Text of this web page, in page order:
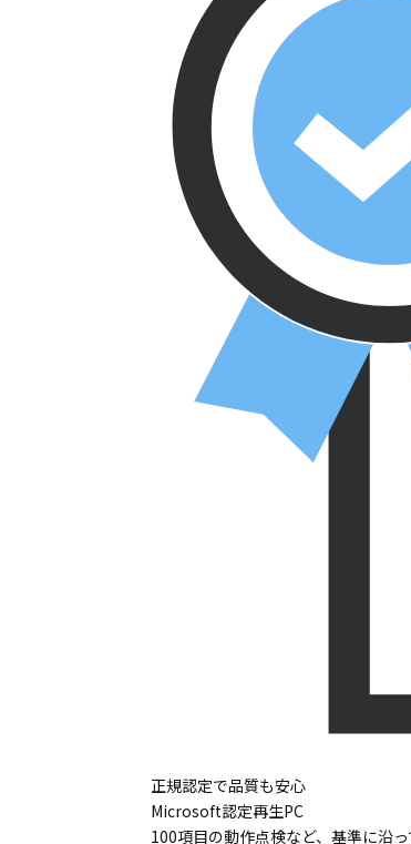
正規認定で品質も安心
Microsoft認定再生PC
100項目の動作点検など、基準に沿